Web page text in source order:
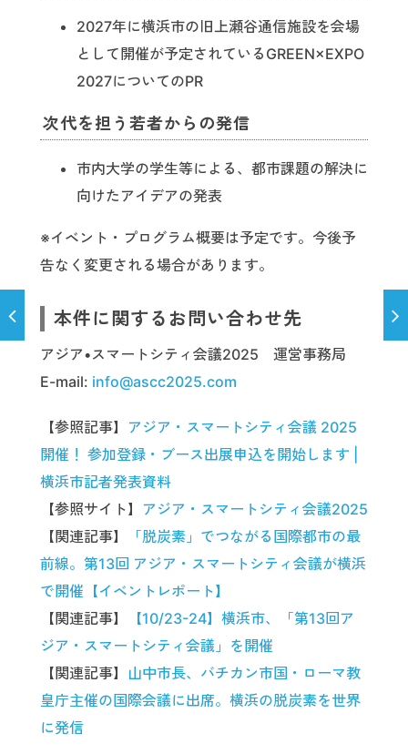
2027年に横浜市の旧上瀬谷通信施設を会場
として開催が予定されているGREEN×EXPO
2027についてのPR
次代を担う若者からの発信
市内大学の学生等による、都市課題の解決に
向けたアイデアの発表
※イベント・プログラム概要は予定です。今後予
告なく変更される場合があります。
本件に関するお問い合わせ先
アジア•スマートシティ会議2025 運営事務局
E-mail: info@ascc2025.com
【参照記事】 アジア・スマートシティ会議 2025
開催！ 参加登録・ブース出展申込を開始します |
横浜市記者発表資料
【参照サイト】 アジア・スマートシティ会議2025
【関連記事】
「脱炭素」でつながる国際都市の最
前線。第13回 アジア・スマートシティ会議が横浜
で開催【イベントレポート】
【関連記事】
【10/23-24】横浜市、「第13回ア
ジア・スマートシティ会議」を開催
【関連記事】 山中市長、バチカン市国・ローマ教
皇庁主催の国際会議に出席。横浜の脱炭素を世界
に発信